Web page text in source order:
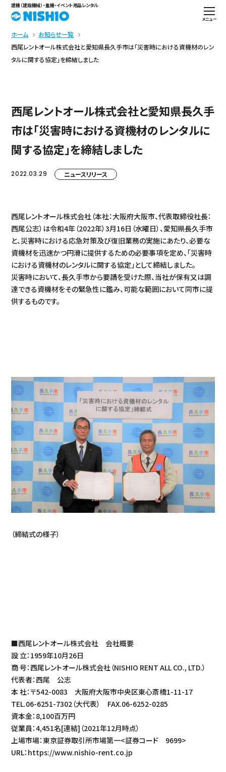
建機（建設機械）・重機・イベント用品レンタル
メニュー
ホーム
お知らせ一覧
西尾レントオール株式会社と愛知県長久手市は「災害時における資機材のレン
タルに関する協定」を締結しました
西尾レントオール株式会社と愛知県長久手
市は「災害時における資機材のレンタルに
関する協定」を締結しました
2022.03.29 ニュースリリース
西尾レントオール株式会社（本社：大阪府大阪市、代表取締役社長：
西尾公志）は令和4年（2022年）3月16日（水曜日）、愛知県長久手市
と、災害時における応急対策及び復旧業務の実施にあたり、必要な
資機材を迅速かつ円滑に提供するための必要事項を定め、「災害時
における資機材のレンタルに関する協定」として締結しました。
災害時において、長久手市から要請を受けた際、当社が保有又は調
達できる資機材をその緊急性に鑑み、可能な範囲において同市に提
供するものです。
（締結式の様子）
■西尾レントオール株式会社 会社概要
設 立：1959年10月26日
商 号：西尾レントオール株式会社（NISHIO RENT ALL CO., LTD.）
代表者：西尾 公志
本 社：〒542-0083 大阪府大阪市中央区東心斎橋1-11-17
TEL.06-6251-7302（大代表） FAX.06-6252-0285
資本金：8,100百万円
従業員：4,451名[連結]（2021年12月時点）
上場市場：東京証券取引所市場第一<証券コード 9699>
URL：https://www.nishio-rent.co.jp